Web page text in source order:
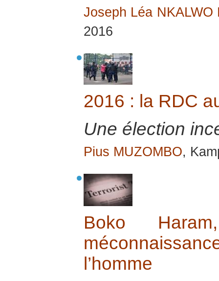
Joseph Léa NKALWO
2016
2016 : la RDC
Une élection
Pius MUZOMBO,
Boko
l’homme